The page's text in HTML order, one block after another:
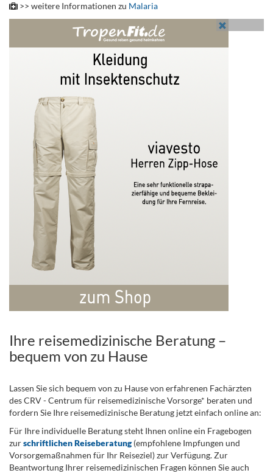
>> weitere Informationen zu Malaria
Ihre reisemedizinische Beratung –
bequem von zu Hause
Lassen Sie sich bequem von zu Hause von erfahrenen Fachärzten
des CRV - Centrum für reisemedizinische Vorsorge* beraten und
fordern Sie Ihre reisemedizinische Beratung jetzt einfach online an:
Für Ihre individuelle Beratung steht Ihnen online ein Fragebogen
zurschriftlichen Reiseberatung(empfohlene Impfungen und
Vorsorgemaßnahmen für Ihr Reiseziel) zur Verfügung. Zur
Beantwortung Ihrer reisemedizinischen Fragen können Sie auch